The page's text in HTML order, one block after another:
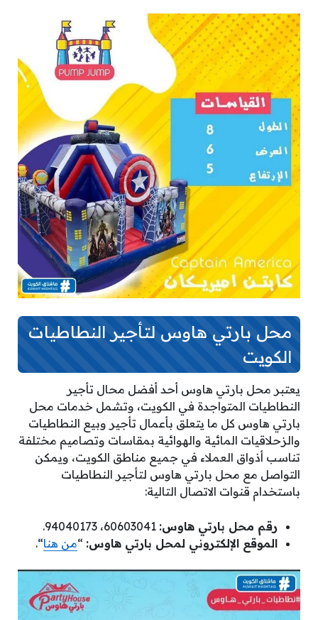
محل بارتي هاوس لتأجير النطاطيات
الكويت
يعتبر محل بارتي هاوس أحد أفضل محال تأجير
النطاطيات المتواجدة في الكويت، وتشمل خدمات محل
بارتي هاوس كل ما يتعلق بأعمال تأجير وبيع النطاطيات
والزحلاقيات المائية والهوائية بمقاسات وتصاميم مختلفة
تناسب أذواق العملاء في جميع مناطق الكويت، ويمكن
التواصل مع محل بارتي هاوس لتأجير النطاطيات
باستخدام قنوات الاتصال التالية:
رقم محل بارتي هاوس:
الموقع الإلكتروني لمحل بارتي هاوس: “من هنا“.